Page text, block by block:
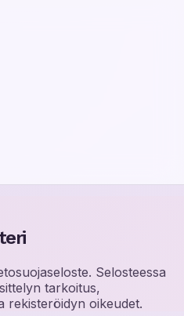
Selosteessa
tarkoitus,
rekisteröidyn oikeudet.